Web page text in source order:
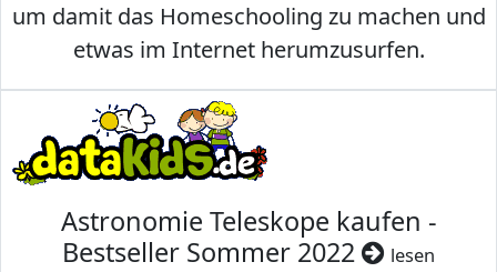
um damit das Homeschooling zu machen und
etwas im Internet herumzusurfen.
Astronomie Teleskope kaufen -
Bestseller Sommer 2022
lesen